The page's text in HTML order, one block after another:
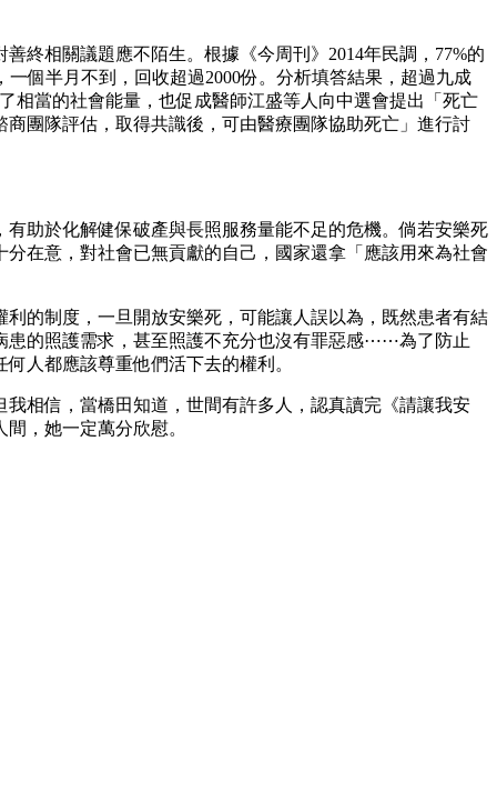
終相關議題應不陌生。根據《今周刊》2014年民調，77%的
個半月不到，回收超過2000份。分析填答結果，超過九成
相當的社會能量，也促成醫師江盛等人向中選會提出「死亡
團隊評估，取得共識後，可由醫療團隊協助死亡」進行討
助於化解健保破產與長照服務量能不足的危機。倘若安樂死
在意，對社會已無貢獻的自己，國家還拿「應該用來為社會
的制度，一旦開放安樂死，可能讓人誤以為，既然患者有結
患的照護需求，甚至照護不充分也沒有罪惡感⋯⋯為了防止
人都應該尊重他們活下去的權利。
相信，當橋田知道，世間有許多人，認真讀完《請讓我安
，她一定萬分欣慰。